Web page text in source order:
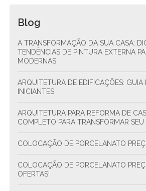
Blog
A TRANSFORMAÇÃO DA SUA CASA: DICAS E
TENDÊNCIAS DE PINTURA EXTERNA
MODERNAS
ARQUITETURA DE EDIFICAÇÕES: GUIA ESSENCIAL PARA
INICIANTES
ARQUITETURA PARA REFORMA DE CASAS: GUIA
COMPLETO PARA TRANSFORMAR SEU
COLOCAÇÃO DE PORCELANATO
COLOCAÇÃO DE PORCELANATO PREÇO: APROVEITE AS
OFERTAS!